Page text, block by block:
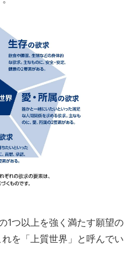
1つ以上を強く満たす願望の
を「上質世界」と呼んでい